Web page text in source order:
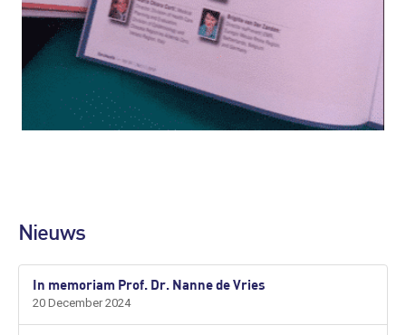
Nieuws
In memoriam Prof. Dr. Nanne de Vries
20 December 2024